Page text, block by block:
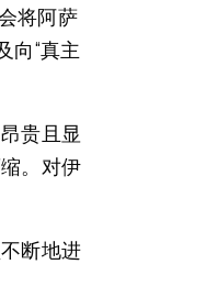
将阿萨
向“真主
贵且显
。对伊
断地进